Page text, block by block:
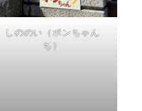
しののい（ポンちゃん
ち）